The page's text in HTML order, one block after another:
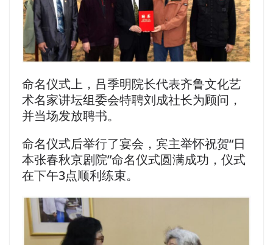
命名仪式上，吕季明院长代表齐鲁文化艺
术名家讲坛组委会特聘刘成社长为顾问，
并当场发放聘书。
命名仪式后举行了宴会，宾主举怀祝贺“日
本张春秋京剧院”命名仪式圆满成功，仪式
在下午3点顺利练束。